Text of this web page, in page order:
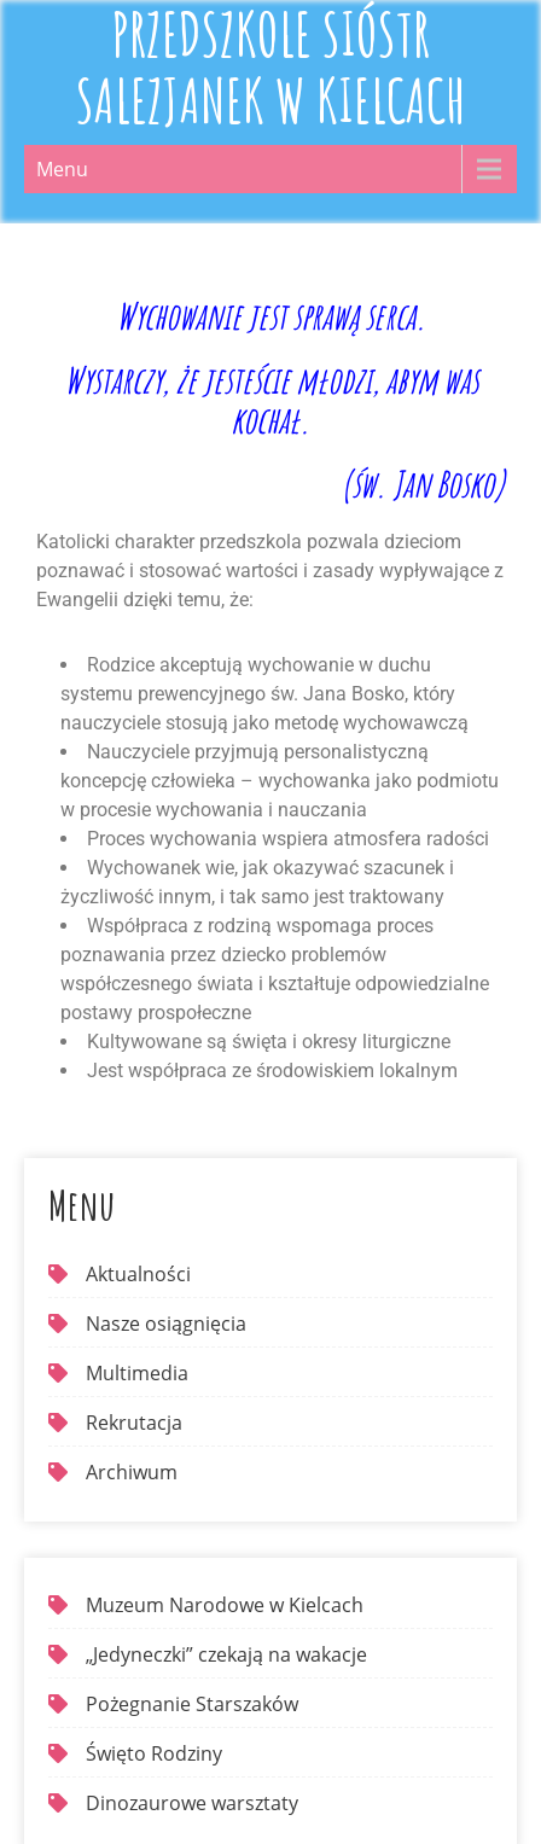
PRZEDSZKOLE SIÓSTR
SALEZJANEK W KIELCACH
Menu
Wychowanie jest sprawą serca.
Wystarczy, że jesteście młodzi, abym was
kochał.
(św. Jan Bosko)
Katolicki charakter przedszkola pozwala dzieciom
poznawać i stosować wartości i zasady wypływające z
Ewangelii dzięki temu, że:
Rodzice akceptują wychowanie w duchu
systemu prewencyjnego św. Jana Bosko, który
nauczyciele stosują jako metodę wychowawczą
Nauczyciele przyjmują personalistyczną
koncepcję człowieka – wychowanka jako podmiotu
w procesie wychowania i nauczania
Proces wychowania wspiera atmosfera radości
Wychowanek wie, jak okazywać szacunek i
życzliwość innym, i tak samo jest traktowany
Współpraca z rodziną wspomaga proces
poznawania przez dziecko problemów
współczesnego świata i kształtuje odpowiedzialne
postawy prospołeczne
Kultywowane są święta i okresy liturgiczne
Jest współpraca ze środowiskiem lokalnym
Menu
Aktualności
Nasze osiągnięcia
Multimedia
Rekrutacja
Archiwum
Muzeum Narodowe w Kielcach
„Jedyneczki” czekają na wakacje
Pożegnanie Starszaków
Święto Rodziny
Dinozaurowe warsztaty